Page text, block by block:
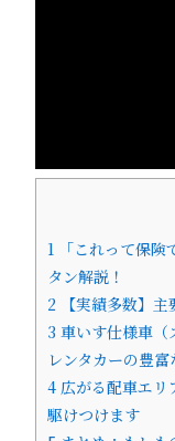
1 「これって保
タン解説！
2 【実績多数】
3 車いす仕様車（
レンタカーの豊
4 広がる配車エリ
駆けつけます